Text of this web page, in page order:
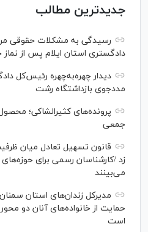
جدیدترین مطالب
رسیدگی به مشکلات حقوقی
دادگستری استان ایلام پس از
مددجوی بازداشتگاه رشت
پرونده‌های کثیرالشاکی؛
جمعی
قانون تسهیل تعادل میان
زد /کارشناسان رسمی برای
می‌بینند
مدیرکل زندان‌های استان
حمایت از خانواده‌های آنان دو
است